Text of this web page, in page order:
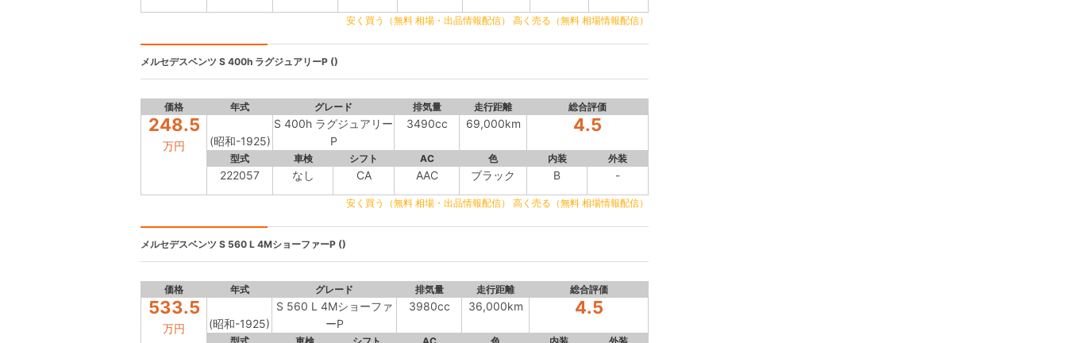
安く買う（無料 相場・出品情報配信） 高く売る（無料 相場情報配信）
メルセデスベンツ S 400h ラグジュアリーP ()
価格 年式 グレード 排気量 走行距離 総合評価
248.5
万円 (昭和-1925)
S 400h ラグジュアリー
P
3490cc 69,000km 4.5
型式 車検 シフト AC 色 内装 外装
222057 なし CA AAC ブラック B -
安く買う（無料 相場・出品情報配信） 高く売る（無料 相場情報配信）
メルセデスベンツ S 560 L 4MショーファーP ()
価格 年式 グレード 排気量 走行距離 総合評価
533.5
万円 (昭和-1925)
S 560 L 4Mショーファ
ーP
3980cc 36,000km 4.5